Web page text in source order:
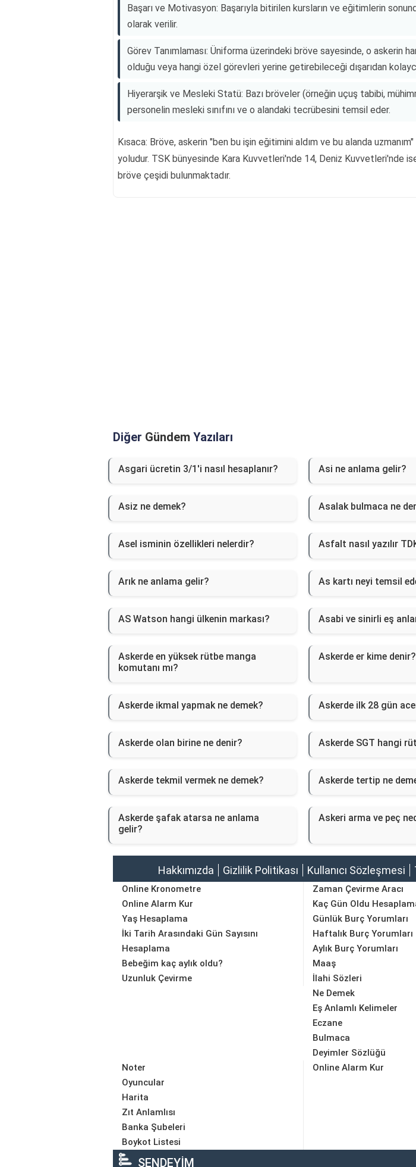
Başarı ve Motivasyon: Başarıyla bitirilen kursların ve eğitimlerin
olarak verilir.
Görev Tanımlaması: Üniforma üzerindeki bröve sayesinde, o askerin
olduğu veya hangi özel görevleri yerine getirebileceği dışarıdan
Hiyerarşik ve Mesleki Statü: Bazı bröveler (örneğin uçuş tabibi,
personelin mesleki sınıfını ve o alandaki tecrübesini temsil eder.
Kısaca: Bröve, askerin "ben bu işin eğitimini aldım ve bu alanda
yoludur. TSK bünyesinde Kara Kuvvetleri'nde 14, Deniz Kuvvetleri'nde
bröve çeşidi bulunmaktadır.
Diğer Gündem Yazıları
Asgari ücretin 3/1'i nasıl hesaplanır? Asi ne anlama gelir?
Asiz ne demek? Asalak bulmaca ne
Asel isminin özellikleri nelerdir? Asfalt nasıl yazılır
Arık ne anlama gelir? As kartı neyi temsil
AS Watson hangi ülkenin markası? Asabi ve sinirli eş
Askerde en yüksek rütbe manga
komutanı mı?
Askerde er kime denir?
Askerde ikmal yapmak ne demek? Askerde ilk 28 gün
Askerde olan birine ne denir? Askerde SGT hangi
Askerde tekmil vermek ne demek? Askerde tertip ne
Askerde şafak atarsa ne anlama
gelir?
Askeri arma ve peç
Hakkımızda Gizlilik Politikası Kullanıcı Sözleşmesi
Online Kronometre
Online Alarm Kur
Yaş Hesaplama
İki Tarih Arasındaki Gün Sayısını
Hesaplama
Bebeğim kaç aylık oldu?
Uzunluk Çevirme
Zaman Çevirme Aracı
Kaç Gün Oldu
Günlük Burç Yorumları
Haftalık Burç Yorumları
Aylık Burç Yorumları
Maaş
İlahi Sözleri
Ne Demek
Eş Anlamlı Kelimeler
Eczane
Bulmaca
Deyimler Sözlüğü
Noter
Oyuncular
Harita
Zıt Anlamlısı
Banka Şubeleri
Boykot Listesi
Online Alarm Kur
SENDEYİM